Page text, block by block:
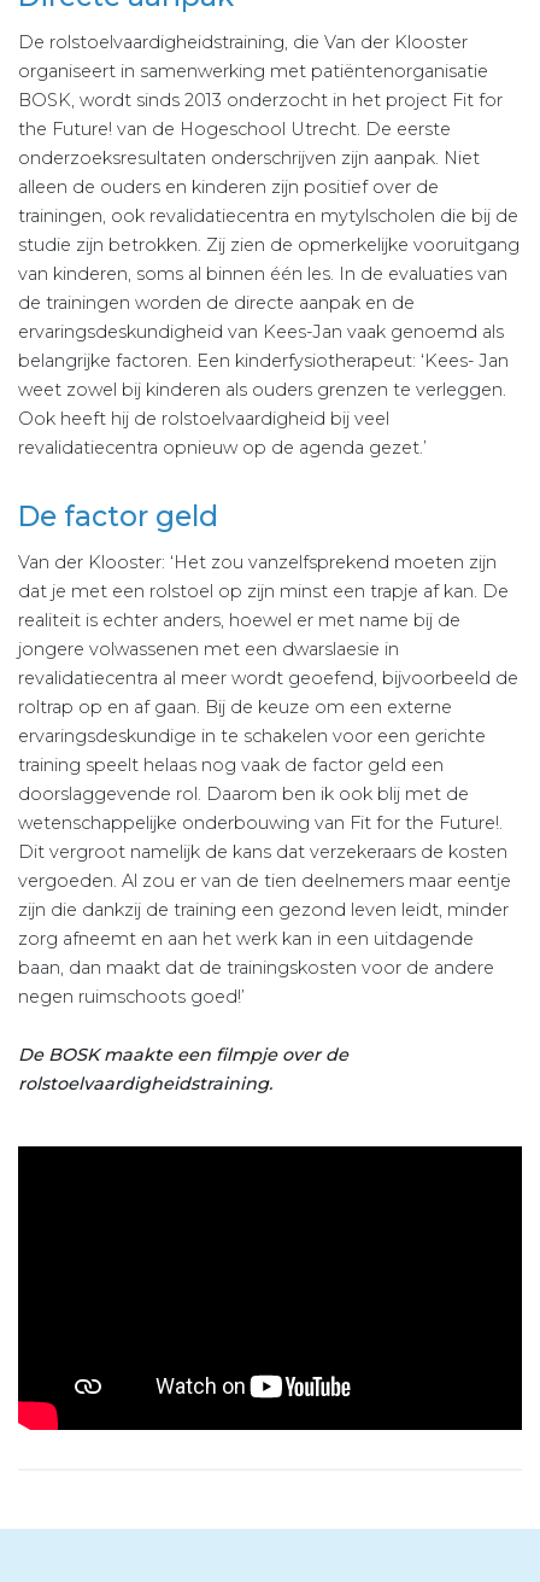
De rolstoelvaardigheidstraining, die Van der Klooster
organiseert in samenwerking met patiëntenorganisatie
BOSK, wordt sinds 2013 onderzocht in het project Fit for
the Future! van de Hogeschool Utrecht. De eerste
onderzoeksresultaten onderschrijven zijn aanpak. Niet
alleen de ouders en kinderen zijn positief over de
trainingen, ook revalidatiecentra en mytylscholen die bij de
studie zijn betrokken. Zij zien de opmerkelijke vooruitgang
van kinderen, soms al binnen één les. In de evaluaties van
de trainingen worden de directe aanpak en de
ervaringsdeskundigheid van Kees-Jan vaak genoemd als
belangrijke factoren. Een kinderfysiotherapeut: ‘Kees- Jan
weet zowel bij kinderen als ouders grenzen te verleggen.
Ook heeft hij de rolstoelvaardigheid bij veel
revalidatiecentra opnieuw op de agenda gezet.’
De factor geld
Van der Klooster: ‘Het zou vanzelfsprekend moeten zijn
dat je met een rolstoel op zijn minst een trapje af kan. De
realiteit is echter anders, hoewel er met name bij de
jongere volwassenen met een dwarslaesie in
revalidatiecentra al meer wordt geoefend, bijvoorbeeld de
roltrap op en af gaan. Bij de keuze om een externe
ervaringsdeskundige in te schakelen voor een gerichte
training speelt helaas nog vaak de factor geld een
doorslaggevende rol. Daarom ben ik ook blij met de
wetenschappelijke onderbouwing van Fit for the Future!.
Dit vergroot namelijk de kans dat verzekeraars de kosten
vergoeden. Al zou er van de tien deelnemers maar eentje
zijn die dankzij de training een gezond leven leidt, minder
zorg afneemt en aan het werk kan in een uitdagende
baan, dan maakt dat de trainingskosten voor de andere
negen ruimschoots goed!’
De BOSK maakte een filmpje over de
rolstoelvaardigheidstraining.